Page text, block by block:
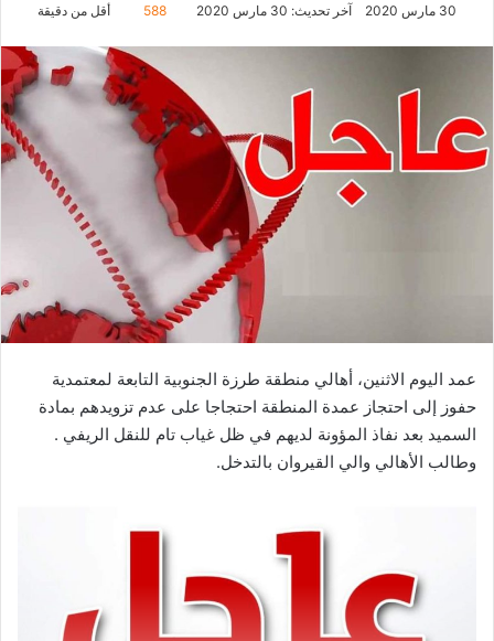
30 مارس 2020 آخر تحديث: 30 مارس 2020 588 أقل من دقيقة
عمد اليوم الاثنين، أهالي منطقة طرزة الجنوبية التابعة لمعتمدية
حفوز إلى احتجاز عمدة المنطقة احتجاجا على عدم تزويدهم بمادة
السميد بعد نفاذ المؤونة لديهم في ظل غياب تام للنقل الريفي .
وطالب الأهالي والي القيروان بالتدخل.